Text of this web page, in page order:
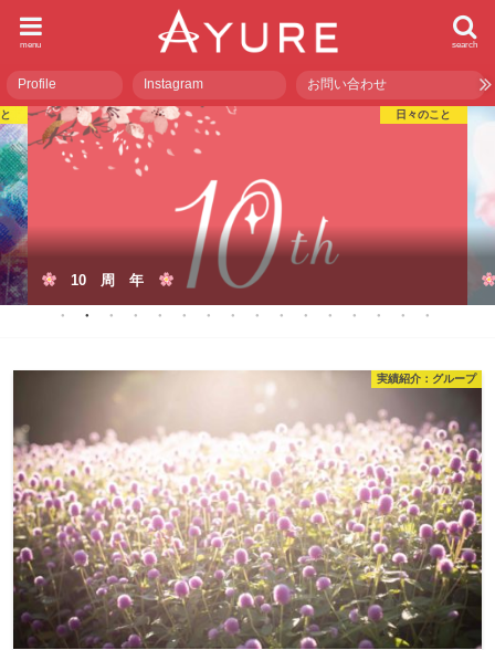
search
menu
Profile Instagram お問い合わせ
日々のこと
10 周 年
実績紹介：グループ